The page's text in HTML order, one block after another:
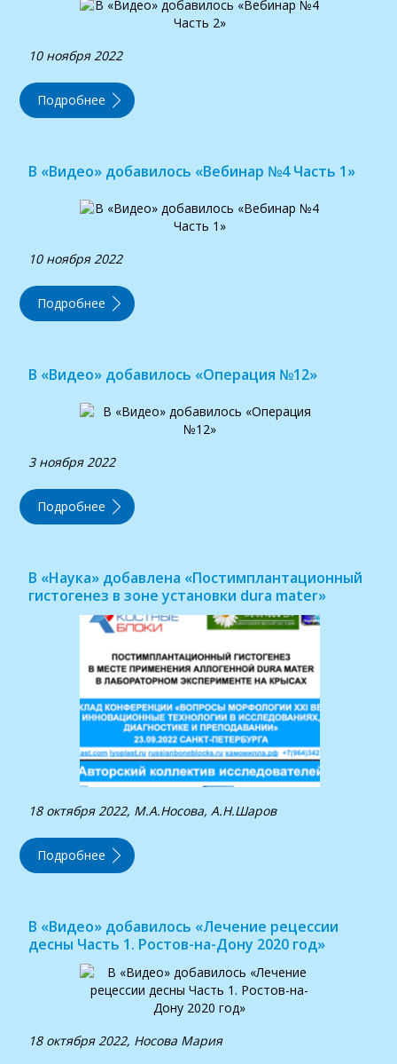
10 ноября 2022
Подробнее
В «Видео» добавилось «Вебинар №4 Часть 1»
10 ноября 2022
Подробнее
В «Видео» добавилось «Операция №12»
3 ноября 2022
Подробнее
В «Наука» добавлена «Постимплантационный
гистогенез в зоне установки dura mater»
18 октября 2022, М.А.Носова, А.Н.Шаров
Подробнее
В «Видео» добавилось «Лечение рецессии
десны Часть 1. Ростов-на-Дону 2020 год»
18 октября 2022, Носова Мария